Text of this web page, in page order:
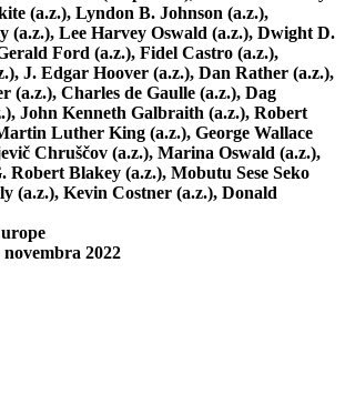
(a.z.), Lyndon B. Johnson (a.z.),
(a.z.), Lee Harvey Oswald (a.z.), Dwight D.
Ford (a.z.), Fidel Castro (a.z.),
J. Edgar Hoover (a.z.), Dan Rather (a.z.),
(a.z.), Charles de Gaulle (a.z.), Dag
John Kenneth Galbraith (a.z.), Robert
Luther King (a.z.), George Wallace
Chruščov (a.z.), Marina Oswald (a.z.),
Robert Blakey (a.z.), Mobutu Sese Seko
(a.z.), Kevin Costner (a.z.), Donald
2022